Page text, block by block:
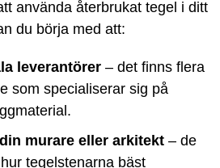
använda återbrukat tegel i ditt
du börja med att:
leverantörer – det finns flera
som specialiserar sig på
murare eller arkitekt – de
tegelstenarna bäst